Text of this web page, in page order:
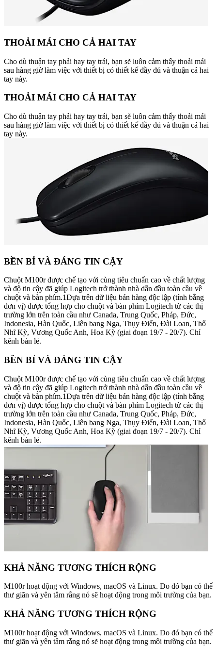
THOẢI MÁI CHO CẢ HAI TAY
Cho dù thuận tay phải hay tay trái, bạn sẽ luôn cảm thấy thoải mái
sau hàng giờ làm việc với thiết bị có thiết kế đầy đủ và thuận cả hai
tay này.
THOẢI MÁI CHO CẢ HAI TAY
Cho dù thuận tay phải hay tay trái, bạn sẽ luôn cảm thấy thoải mái
sau hàng giờ làm việc với thiết bị có thiết kế đầy đủ và thuận cả hai
tay này.
BỀN BỈ VÀ ĐÁNG TIN CẬY
Chuột M100r được chế tạo với cùng tiêu chuẩn cao về chất lượng
và độ tin cậy đã giúp Logitech trở thành nhà dẫn đầu toàn cầu về
chuột và bàn phím.1Dựa trên dữ liệu bán hàng độc lập (tính bằng
đơn vị) được tổng hợp cho chuột và bàn phím Logitech từ các thị
trường lớn trên toàn cầu như Canada, Trung Quốc, Pháp, Đức,
Indonesia, Hàn Quốc, Liên bang Nga, Thụy Điển, Đài Loan, Thổ
Nhĩ Kỳ, Vương Quốc Anh, Hoa Kỳ (giai đoạn 19/7 - 20/7). Chỉ
kênh bán lẻ.
BỀN BỈ VÀ ĐÁNG TIN CẬY
Chuột M100r được chế tạo với cùng tiêu chuẩn cao về chất lượng
và độ tin cậy đã giúp Logitech trở thành nhà dẫn đầu toàn cầu về
chuột và bàn phím.1Dựa trên dữ liệu bán hàng độc lập (tính bằng
đơn vị) được tổng hợp cho chuột và bàn phím Logitech từ các thị
trường lớn trên toàn cầu như Canada, Trung Quốc, Pháp, Đức,
Indonesia, Hàn Quốc, Liên bang Nga, Thụy Điển, Đài Loan, Thổ
Nhĩ Kỳ, Vương Quốc Anh, Hoa Kỳ (giai đoạn 19/7 - 20/7). Chỉ
kênh bán lẻ.
KHẢ NĂNG TƯƠNG THÍCH RỘNG
M100r hoạt động với Windows, macOS và Linux. Do đó bạn có thể
thư giãn và yên tâm rằng nó sẽ hoạt động trong môi trường của bạn.
KHẢ NĂNG TƯƠNG THÍCH RỘNG
M100r hoạt động với Windows, macOS và Linux. Do đó bạn có thể
thư giãn và yên tâm rằng nó sẽ hoạt động trong môi trường của bạn.